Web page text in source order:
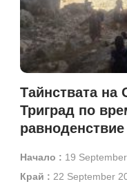
Тайнствата
Триград по
равноденствие
Начало : 19
Край : 22 September